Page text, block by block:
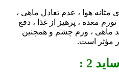
های مثانه هوا ، عدم تعادل ماهی ،
معده ، پرهیز از غذا ، دفع
ماهی ، ورم چشم و همچنین
مؤثر است.
2 :